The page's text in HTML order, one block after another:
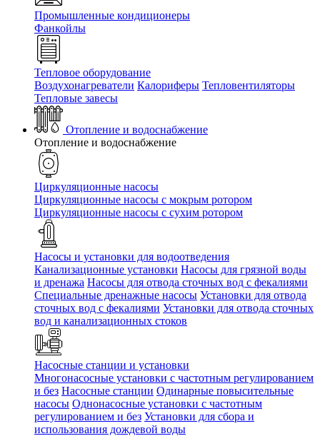
Промышленные кондиционеры
Фанкойлы
Тепловое оборудование
Воздухонагреватели Калориферы Тепловентиляторы
Тепловые завесы
Отопление и водоснабжение
Отопление и водоснабжение
Циркуляционные насосы
Циркуляционные насосы с мокрым ротором
Циркуляционные насосы с сухим ротором
Насосы и установки для водоотведения
Канализационные установки Насосы для грязной воды
и дренажа Насосы для отвода сточных вод c фекалиями
Специальные дренажные насосы Установки для отвода
сточных вод c фекалиями Установки для отвода сточных
вод и канализационных стоков
Насосные станции и установки
Многонасосные установки с частотным регулированием
и без Насосные станции Одинарные повысительные
насосы Однонасосные установки с частотным
регулированием и без Установки для сбора и
использования дождевой воды